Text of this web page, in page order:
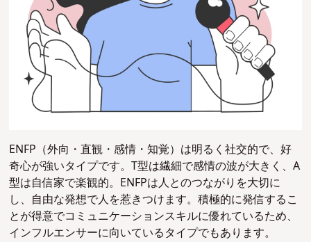
ENFP（外向・直観・感情・知覚）は明るく社交的で、好
奇心が強いタイプです。T型は繊細で感情の波が大きく、A
型は自信家で楽観的。ENFPは人とのつながりを大切に
し、自由な発想で人を惹きつけます。積極的に発信するこ
とが得意でコミュニケーションスキルに優れているため、
インフルエンサーに向いているタイプでもあります。